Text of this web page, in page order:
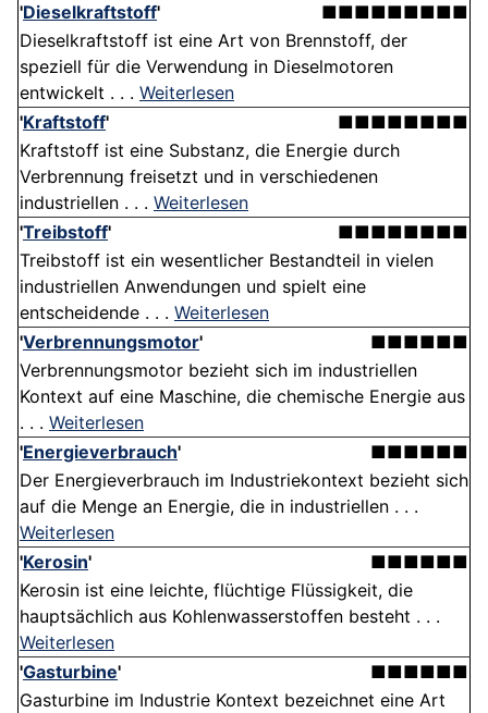
'Dieselkraftstoff'
■■■■■■■■■
Dieselkraftstoff ist eine Art von Brennstoff, der
speziell für die Verwendung in Dieselmotoren
entwickelt . . . Weiterlesen
'Kraftstoff'
■■■■■■■■
Kraftstoff ist eine Substanz, die Energie durch
Verbrennung freisetzt und in verschiedenen
industriellen . . . Weiterlesen
'Treibstoff'
■■■■■■■■
Treibstoff ist ein wesentlicher Bestandteil in vielen
industriellen Anwendungen und spielt eine
entscheidende . . . Weiterlesen
'Verbrennungsmotor'
■■■■■■
Verbrennungsmotor bezieht sich im industriellen
Kontext auf eine Maschine, die chemische Energie aus
. . . Weiterlesen
'Energieverbrauch'
■■■■■■
Der Energieverbrauch im Industriekontext bezieht sich
auf die Menge an Energie, die in industriellen . . .
Weiterlesen
'Kerosin'
■■■■■■
Kerosin ist eine leichte, flüchtige Flüssigkeit, die
hauptsächlich aus Kohlenwasserstoffen besteht . . .
Weiterlesen
'Gasturbine'
■■■■■■
Gasturbine im Industrie Kontext bezeichnet eine Art